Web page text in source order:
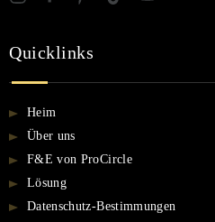
Quicklinks
Heim
Über uns
F&E von ProCircle
Lösung
Datenschutz-Bestimmungen